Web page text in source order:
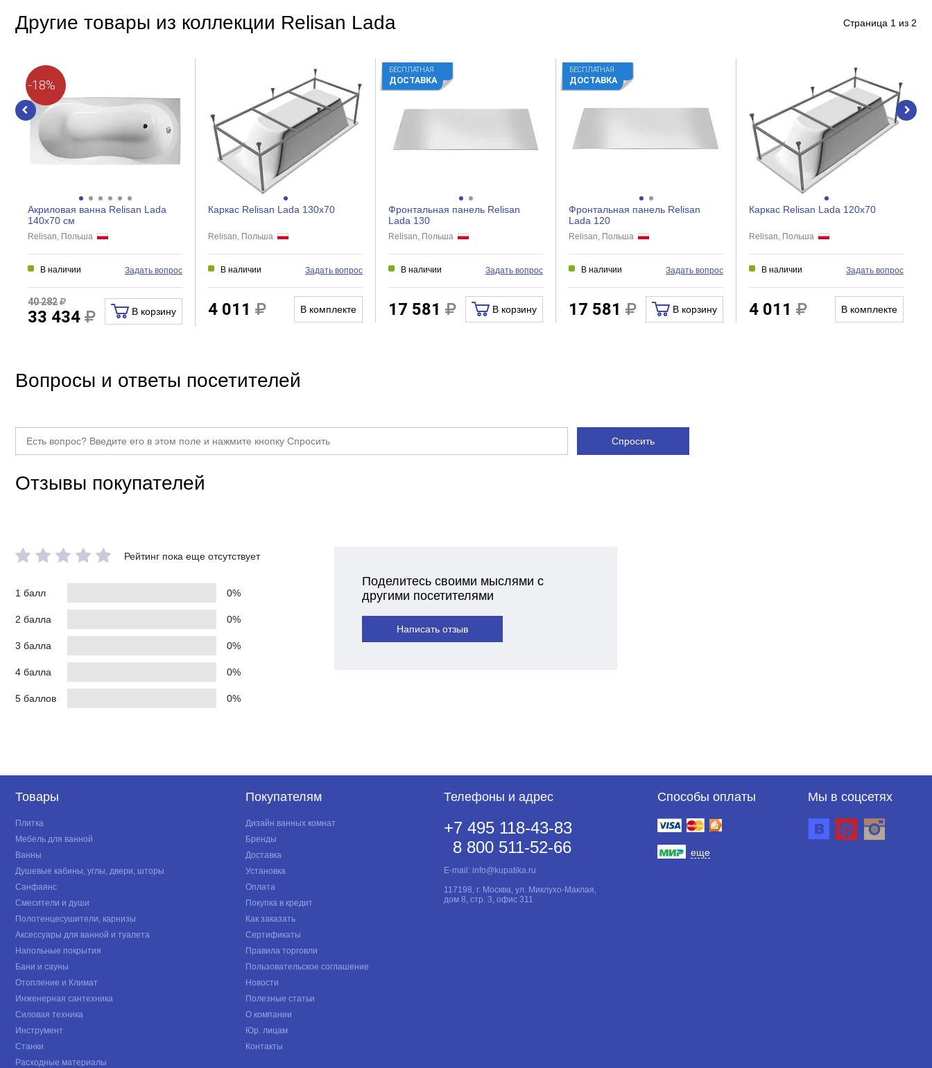
Другие товары из коллекции Relisan Lada Страница 1 из 2
-18%
Акриловая ванна Relisan Lada
140x70 см
Relisan, Польша
В наличии Задать вопрос
40 282
33 434 В корзину
Каркас Relisan Lada 130x70
Relisan, Польша
В наличии Задать вопрос
4 011 В комплекте
БЕСПЛАТНАЯ
ДОСТАВКА
Фронтальная панель Relisan
Lada 130
Relisan, Польша
В наличии Задать вопрос
17 581 В корзину
БЕСПЛАТНАЯ
ДОСТАВКА
Фронтальная панель Relisan
Lada 120
Relisan, Польша
В наличии Задать вопрос
17 581 В корзину
Каркас Relisan Lada 120x70
Relisan, Польша
В наличии Задать вопрос
4 011 В комплекте
Вопросы и ответы посетителей
Спросить
Отзывы покупателей
Рейтинг пока еще отсутствует
1 балл 0%
2 балла 0%
3 балла 0%
4 балла 0%
5 баллов 0%
Поделитесь своими мыслями с
другими посетителями
Написать отзыв
Товары
Плитка
Мебель для ванной
Ванны
Душевые кабины, углы, двери, шторы
Санфаянс
Смесители и души
Полотенцесушители, карнизы
Аксессуары для ванной и туалета
Напольные покрытия
Бани и сауны
Отопление и Климат
Инженерная сантехника
Силовая техника
Инструмент
Станки
Расходные материалы
Покупателям
Дизайн ванных комнат
Бренды
Доставка
Установка
Оплата
Покупка в кредит
Как заказать
Сертификаты
Правила торговли
Пользовательское соглашение
Новости
Полезные статьи
О компании
Юр. лицам
Контакты
Телефоны и адрес
+7 495 118-43-83
8 800 511-52-66
E-mail: info@kupatika.ru
117198, г. Москва, ул. Миклухо-Маклая,
дом 8, стр. 3, офис 311
Способы оплаты
еще
Мы в соцсетях